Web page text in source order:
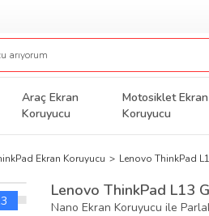
Araç Ekran
Koruyucu
Motosiklet Ekran
Koruyucu
Ekran Koruyucu Lenovo ThinkPad
Lenovo ThinkPad L13
Nano Ekran Koruyucu ile